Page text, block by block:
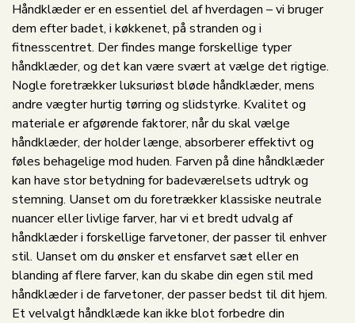
Håndklæder er en essentiel del af hverdagen – vi bruger
dem efter badet, i køkkenet, på stranden og i
fitnesscentret. Der findes mange forskellige typer
håndklæder, og det kan være svært at vælge det rigtige.
Nogle foretrækker luksuriøst bløde håndklæder, mens
andre vægter hurtig tørring og slidstyrke. Kvalitet og
materiale er afgørende faktorer, når du skal vælge
håndklæder, der holder længe, absorberer effektivt og
føles behagelige mod huden. Farven på dine håndklæder
kan have stor betydning for badeværelsets udtryk og
stemning. Uanset om du foretrækker klassiske neutrale
nuancer eller livlige farver, har vi et bredt udvalg af
håndklæder i forskellige farvetoner, der passer til enhver
stil. Uanset om du ønsker et ensfarvet sæt eller en
blanding af flere farver, kan du skabe din egen stil med
håndklæder i de farvetoner, der passer bedst til dit hjem.
Et velvalgt håndklæde kan ikke blot forbedre din